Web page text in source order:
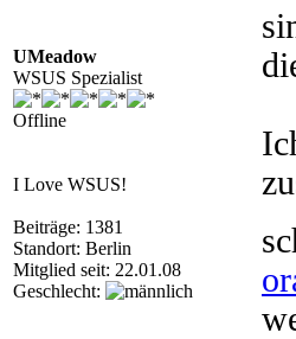
UMeadow
WSUS Spezialist
Offline
I Love WSUS!
Beiträge: 1381
Standort: Berlin
Mitglied seit: 22.01.08
Geschlecht: